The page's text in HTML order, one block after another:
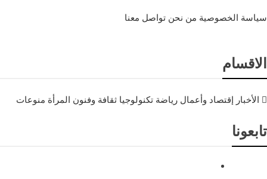
سياسة الخصوصية من نحن تواصل معنا
الاقسام
الأخبار إقتصاد وأعمال رياضة تكنولوجيا ثقافة وفنون المرأة منوعات
تابعونا